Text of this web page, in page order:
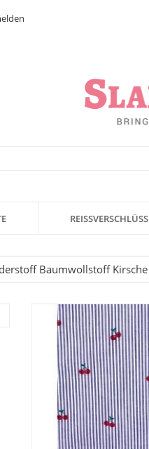
REISSVERSCHLÜSSE
Baumwollstoff Kirsche